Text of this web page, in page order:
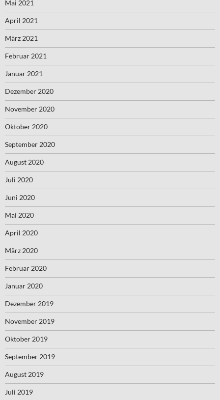
Mai 2021
April 2021
März 2021
Februar 2021
Januar 2021
Dezember 2020
November 2020
Oktober 2020
September 2020
August 2020
Juli 2020
Juni 2020
Mai 2020
April 2020
März 2020
Februar 2020
Januar 2020
Dezember 2019
November 2019
Oktober 2019
September 2019
August 2019
Juli 2019